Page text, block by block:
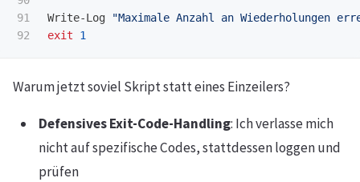
91
Write-Log
"Maximale Anzahl an Wiederholungen
exit
1
Warum jetzt soviel Skript statt eines Einzeilers?
Defensives Exit-Code-Handling: Ich verlasse mich
nicht auf spezifische Codes, stattdessen loggen und
prüfen